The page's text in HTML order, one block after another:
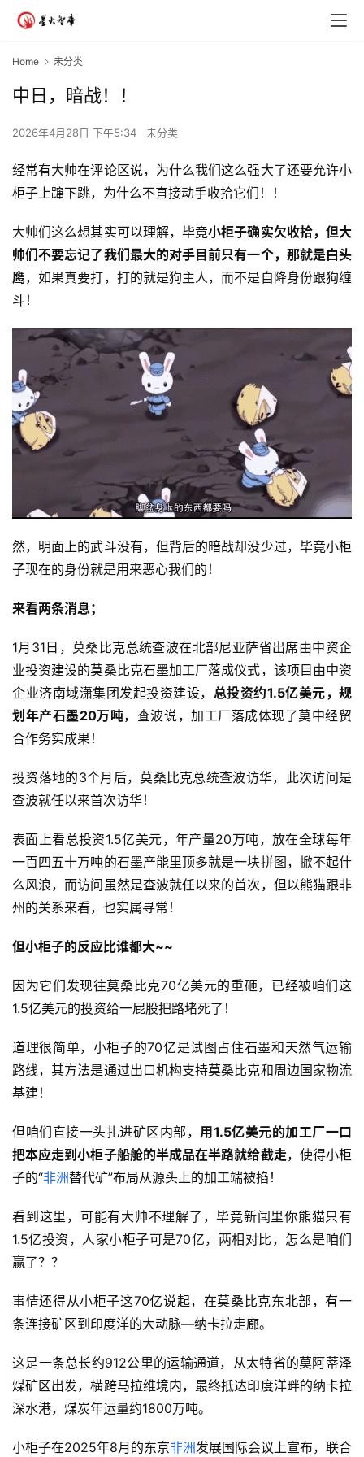
Home 未分类
中日，暗战！！
2026年4月28日 下午5:34 未分类
经常有大帅在评论区说，为什么我们这么强大了还要允许小
柜子上蹿下跳，为什么不直接动手收拾它们！！
大帅们这么想其实可以理解，毕竟小柜子确实欠收拾，但大
帅们不要忘记了我们最大的对手目前只有一个，那就是白头
鹰，如果真要打，打的就是狗主人，而不是自降身份跟狗缠
斗！
然，明面上的武斗没有，但背后的暗战却没少过，毕竟小柜
子现在的身份就是用来恶心我们的！
来看两条消息；
1月31日，莫桑比克总统查波在北部尼亚萨省出席由中资企
业投资建设的莫桑比克石墨加工厂落成仪式，该项目由中资
企业济南域潇集团发起投资建设， 总投资约1.5亿美元，规
划年产石墨20万吨，查波说，加工厂落成体现了莫中经贸
合作务实成果！
投资落地的3个月后，莫桑比克总统查波访华，此次访问是
查波就任以来首次访华！
表面上看总投资1.5亿美元，年产量20万吨，放在全球每年
一百四五十万吨的石墨产能里顶多就是一块拼图，掀不起什
么风浪，而访问虽然是查波就任以来的首次，但以熊猫跟非
州的关系来看，也实属寻常！
但小柜子的反应比谁都大~~
因为它们发现往莫桑比克70亿美元的重砸，已经被咱们这
1.5亿美元的投资给一屁股把路堵死了！
道理很简单，小柜子的70亿是试图占住石墨和天然气运输
路线，其方法是通过出口机构支持莫桑比克和周边国家物流
基建！
但咱们直接一头扎进矿区内部， 用1.5亿美元的加工厂一口
把本应走到小柜子船舱的半成品在半路就给截走，使得小柜
子的“非洲替代矿”布局从源头上的加工端被掐！
看到这里，可能有大帅不理解了，毕竟新闻里你熊猫只有
1.5亿投资，人家小柜子可是70亿，两相对比，怎么是咱们
赢了？？
事情还得从小柜子这70亿说起，在莫桑比克东北部，有一
条连接矿区到印度洋的大动脉—纳卡拉走廊。
这是一条总长约912公里的运输通道，从太特省的莫阿蒂泽
煤矿区出发，横跨马拉维境内，最终抵达印度洋畔的纳卡拉
深水港，煤炭年运量约1800万吨。
小柜子在2025年8月的东京非洲发展国际会议上宣布，联合